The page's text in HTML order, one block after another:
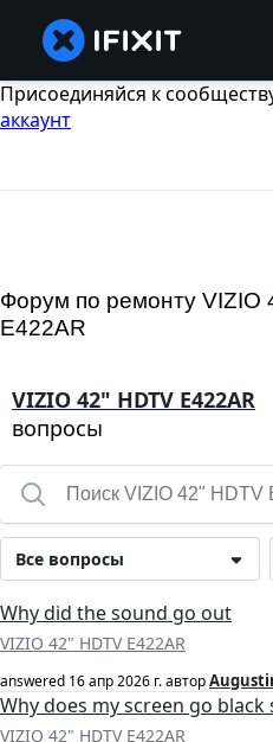
Присоединяйся к
аккаунт
Форум по ремонту VIZIO
E422AR
VIZIO 42" HDTV E422AR
вопросы
Все вопросы
Why did the sound go out
VIZIO 42" HDTV E422AR
answered 16 апр 2026 г.автор
Why does my screen go black
VIZIO 42" HDTV E422AR